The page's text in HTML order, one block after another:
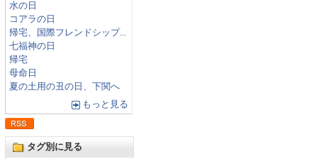
水の日
コアラの日
帰宅、国際フレンドシップ...
七福神の日
帰宅
母命日
夏の土用の丑の日、下関へ
もっと見る
タグ別に見る